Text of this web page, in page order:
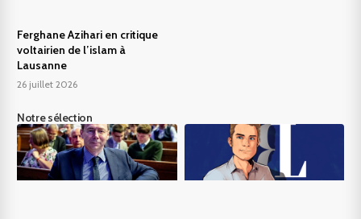
Ferghane Azihari en critique
voltairien de l’islam à
Lausanne
26 juillet 2026
Notre sélection